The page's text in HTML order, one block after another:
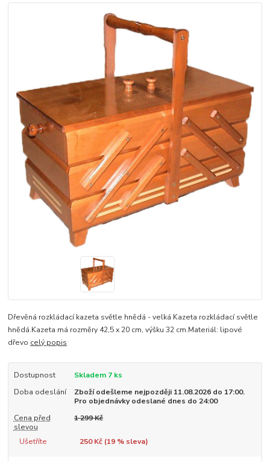
Dřevěná rozkládací kazeta světle hnědá - velká Kazeta rozkládací světle
hnědá.Kazeta má rozměry 42,5 x 20 cm, výšku 32 cm.Materiál: lipové
dřevo celý popis
Dostupnost
Skladem 7 ks
Doba odeslání
Zboží odešleme nejpozději 11.08.2026 do 17:00.
Pro objednávky odeslané dnes do 24:00
Cena před
slevou
1 299 Kč
Ušetříte 250 Kč (19% sleva)